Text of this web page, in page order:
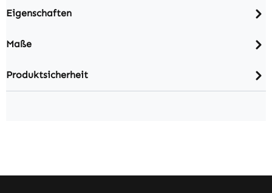
Eigenschaften
Maße
Produktsicherheit